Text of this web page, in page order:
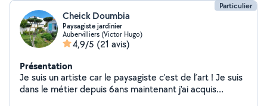
Particulier
Cheick Doumbia
Paysagiste jardinier
Aubervilliers (Victor Hugo)
4,9/5 (21 avis)
Présentation
Je suis un artiste car le paysagiste c'est de l´art ! Je suis
dans le métier depuis 6ans maintenant j'ai acquis